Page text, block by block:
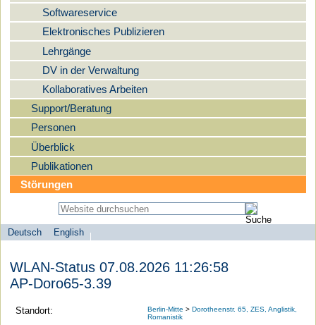
Softwareservice
Elektronisches Publizieren
Lehrgänge
DV in der Verwaltung
Kollaboratives Arbeiten
Support/Beratung
Personen
Überblick
Publikationen
Störungen
Sprachauswahl
Deutsch
English
search-menu
Universität
zu
Berlin
WLAN-Status 07.08.2026 11:26:58
AP-Doro65-3.39
Standort: Berlin-Mitte >Dorotheenstr. 65, ZES, Anglistik,
Romanistik